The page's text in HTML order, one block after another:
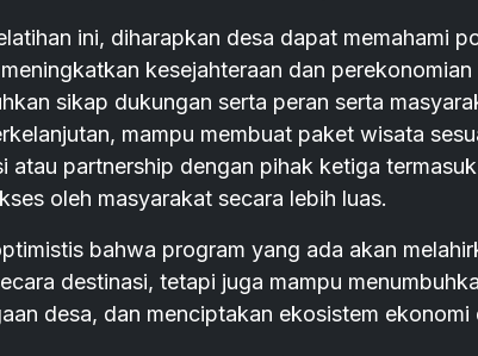
ini, diharapkan desa dapat memahami
kesejahteraan dan
sikap dukungan serta peran serta
mampu membuat paket wisata
atau partnership dengan pihak ketiga
oleh masyarakat secara lebih luas.
bahwa program yang ada akan
destinasi, tetapi juga mampu
desa, dan menciptakan ekosistem